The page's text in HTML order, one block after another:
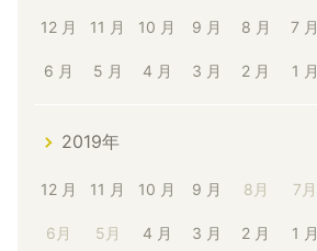
12 月 11 月 10 月 9 月 8 月 7 月
6 月 5 月 4 月 3 月 2 月 1 月
2019年
12 月 11 月 10 月 9 月 8月 7月
6月 5月 4 月 3 月 2 月 1 月